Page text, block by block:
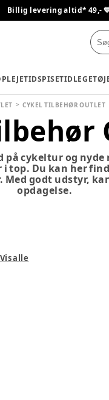
Billig levering altid* 49,-
PLEJETIDSPISETIDLEGETØJ
CYKEL TILBEHØR OUTLET
på cykeltur og
top. Du kan her
Med godt udstyr,
opdagelse.
Vis alle